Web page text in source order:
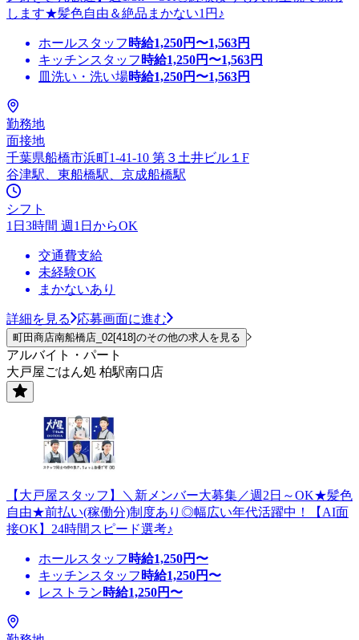
します★髪色自由＆絶品まかない1円♪
ホールスタッフ 時給1,250円〜1,563円
キッチンスタッフ 時給1,250円〜1,563円
皿洗い・洗い場時給1,250円〜1,563円
勤務地
面接地
千葉県船橋市浜町1-41-10 第３土井ビル１F
谷津駅、東船橋駅、京成船橋駅
シフト
1日3時間 週1日からOK
交通費支給
未経験OK
まかないあり
詳細を見る 応募画面に進む
町田商店南船橋店_02[418]のその他の求人を見る
アルバイト・パート
大戸屋ごはん処 柏駅南口店
【大戸屋スタッフ】＼新メンバー大募集／週2日～OK★髪色
自由★前払い(稼働分)制度あり◎幅広い年代活躍中！【AI面
接OK】24時間スピード選考♪
ホールスタッフ 時給1,250円〜
キッチンスタッフ 時給1,250円〜
レストラン時給1,250円〜